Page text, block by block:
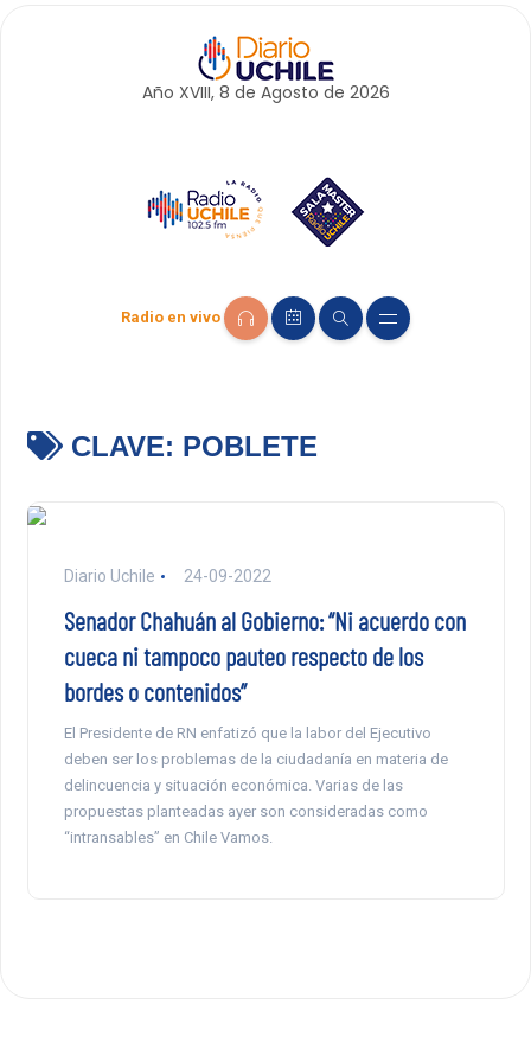
Año XVIII, 8 de Agosto de 2026
Radio en vivo
CLAVE: POBLETE
Diario Uchile 24-09-2022
Senador Chahuán al Gobierno: “Ni acuerdo con
cueca ni tampoco pauteo respecto de los
bordes o contenidos”
El Presidente de RN enfatizó que la labor del Ejecutivo
deben ser los problemas de la ciudadanía en materia de
delincuencia y situación económica. Varias de las
propuestas planteadas ayer son consideradas como
“intransables” en Chile Vamos.